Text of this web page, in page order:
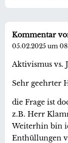
Kommentar
05.02.2025 um
Aktivismus vs.
Sehr geehrter
die Frage ist
z.B. Herr
Weiterhin bin
Enthüllungen